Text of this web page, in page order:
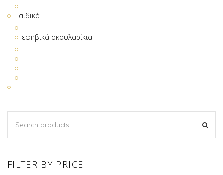
Παιδικά
εφηβικά σκουλαρίκια
FOR:
FILTER BY PRICE